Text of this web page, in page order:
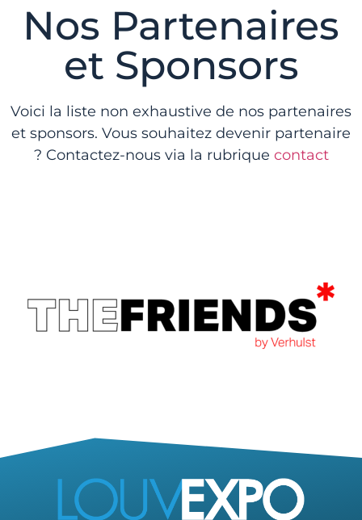
Nos Partenaires
et Sponsors
Voici la liste non exhaustive de nos partenaires
et sponsors. Vous souhaitez devenir partenaire
? Contactez-nous via la rubrique contact